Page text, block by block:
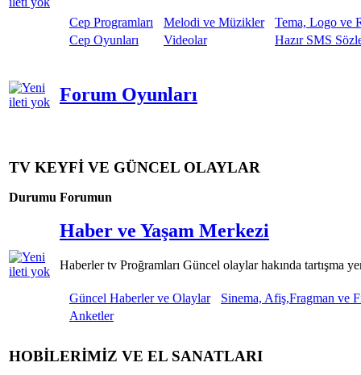
Cep Programları Melodi ve Müzikler
Tema, Logo ve
Cep Oyunları
Videolar Hazır SMS
Forum Oyunları
TV KEYFİ VE GÜNCEL OLAYLAR
Durumu Forumun
Haber ve Yaşam Merkezi
Haberler tv Proğramları Güncel olaylar hakında tartışma
Güncel Haberler ve Olaylar
Sinema, Afiş,Fragman ve
Anketler
HOBİLERİMİZ VE EL SANATLARI